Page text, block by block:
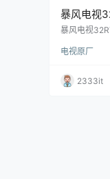
暴风电视
程序
刷机包
暴风电视
原厂程序U盘
电视原厂
2333it